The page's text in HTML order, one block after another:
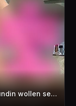
3er ?Dominante Stalkerin & ihre Freundin wollen sein sper*a?? bitte schwaenger mich!?? cream**e